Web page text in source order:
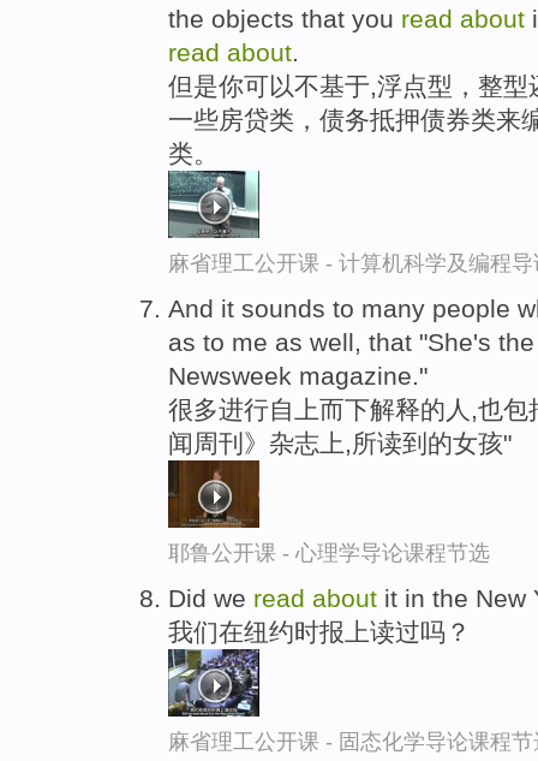
the objects that you read about
read about.
但是你可以不基于,浮点型，整
一些房贷类，债务抵押债券类来
类。
麻省理工公开课 - 计算机科学及编程
And it sounds to many people
as to me as well, that "She's
Newsweek magazine."
很多进行自上而下解释的人,也
闻周刊》杂志上,所读到的女孩"
耶鲁公开课 - 心理学导论课程节选
Did we read about it in the New
我们在纽约时报上读过吗？
麻省理工公开课 - 固态化学导论课程节